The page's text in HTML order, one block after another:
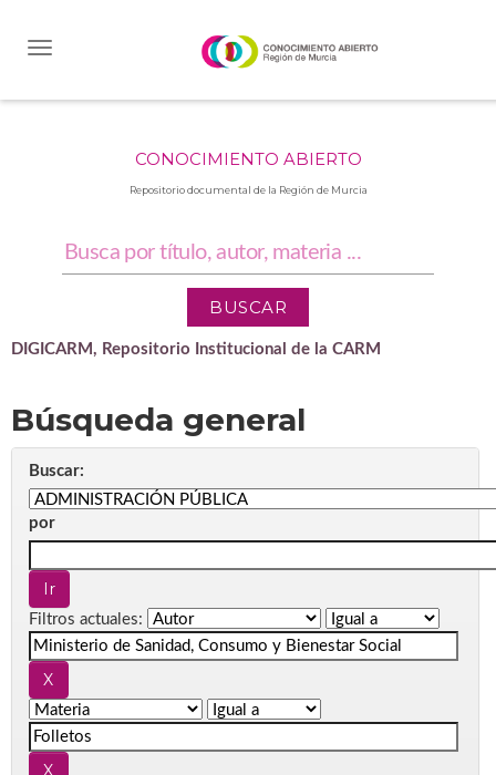
CONOCIMIENTO ABIERTO
Repositorio documental de la Región de Murcia
DIGICARM, Repositorio Institucional de la CARM
Búsqueda general
Buscar:
por
Filtros actuales: